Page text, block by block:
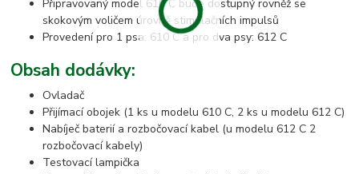
Připravovaný model 610 C bude dostupný rovněž se
skokovým voličem úrovně stimulačních impulsů
Provedení pro 1 psa: 610 C a pro dva psy: 612 C
Obsah dodávky:
Ovladač
Přijímací obojek (1 ks u modelu 610 C, 2 ks u modelu 612 C)
Nabíječ baterií a rozbočovací kabel (u modelu 612 C 2
rozbočovací kabely)
Testovací lampička